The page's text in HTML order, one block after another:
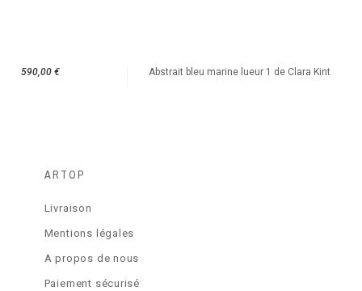
Abstrait bleu marine lueur 1 de Clara Kint
590,00 €
ARTOP
Livraison
Mentions légales
A propos de nous
Paiement sécurisé